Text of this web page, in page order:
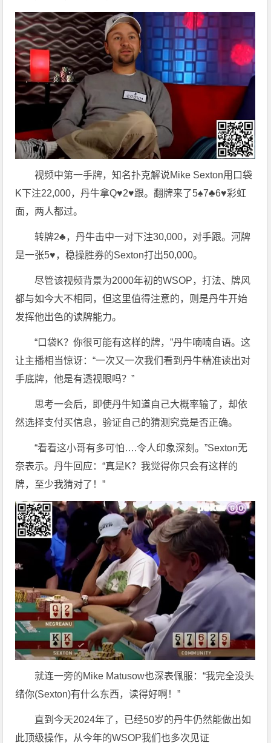
视频中第一手牌，知名扑克解说Mike Sexton用口袋
K下注22,000，丹牛拿Q♥2♥跟。翻牌来了5♠7♣6♥彩虹
面，两人都过。
转牌2♣，丹牛击中一对下注30,000，对手跟。河牌
是一张5♥，稳操胜券的Sexton打出50,000。
尽管该视频背景为2000年初的WSOP，打法、牌风
都与如今大不相同，但这里值得注意的，则是丹牛开始
发挥他出色的读牌能力。
“口袋K？你很可能有这样的牌，”丹牛喃喃自语。这
让主播相当惊讶：“一次又一次我们看到丹牛精准读出对
手底牌，他是有透视眼吗？”
思考一会后，即使丹牛知道自己大概率输了，却依
然选择支付买信息，验证自己的猜测究竟是否正确。
“看看这小哥有多可怕….令人印象深刻。”Sexton无
奈表示。丹牛回应：“真是K？我觉得你只会有这样的
牌，至少我猜对了！”
就连一旁的Mike Matusow也深表佩服：“我完全没头
绪你(Sexton)有什么东西，读得好啊！”
直到今天2024年了，已经50岁的丹牛仍然能做出如
此顶级操作，从今年的WSOP我们也多次见证